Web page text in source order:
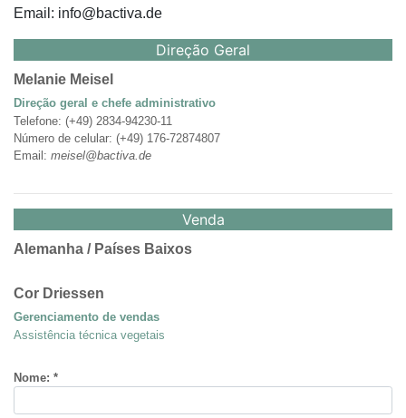
Email: info@bactiva.de
Direção Geral
Melanie Meisel
Direção geral e chefe administrativo
Telefone: (+49) 2834-94230-11
Número de celular: (+49) 176-72874807
Email: meisel@bactiva.de
Venda
Alemanha / Países Baixos
Cor Driessen
Gerenciamento de vendas
Assistência técnica vegetais
Nome: *